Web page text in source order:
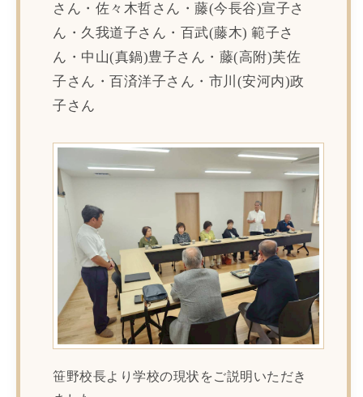
さん・佐々木哲さん・藤(今長谷)宣子さ
ん・久我道子さん・百武(藤木) 範子さ
ん・中山(真鍋)豊子さん・藤(高附)芙佐
子さん・百済洋子さん・市川(安河内)政
子さん
笹野校長より学校の現状をご説明いただき